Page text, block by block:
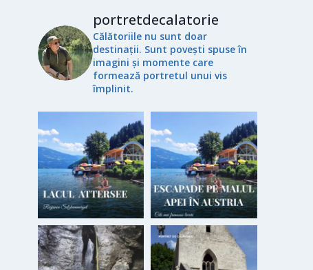
portretdecalatorie
Călătoriile nu sunt doar
destinații. Sunt povești spuse în
imagini și momente care
formează portretul unui vis
împlinit.